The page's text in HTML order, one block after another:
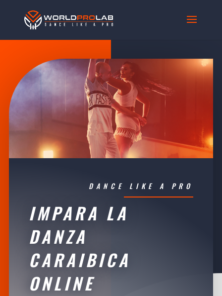
DANCE LIKE A PRO
IMPARA LA
DANZA
CARAIBICA
ONLINE